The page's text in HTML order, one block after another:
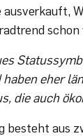
ausverkauft,
schon
eher
die auch
besteht aus